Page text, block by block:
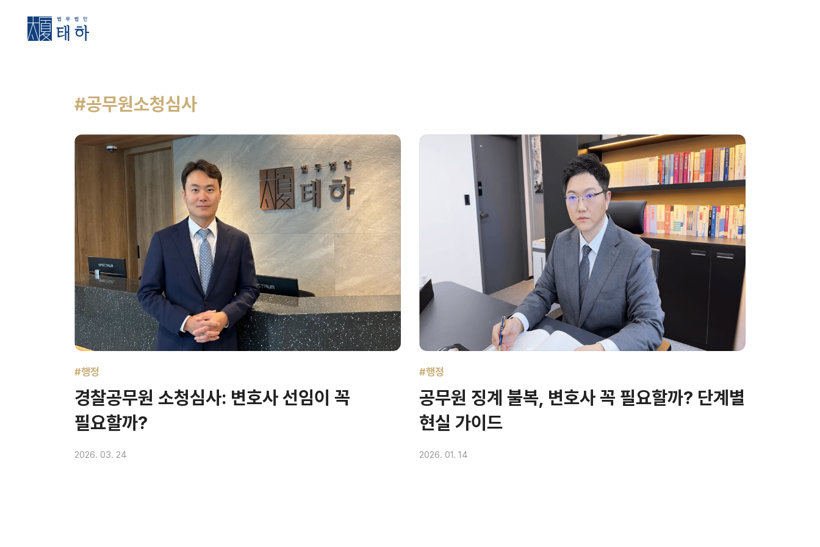
#공무원소청심사
#행정
경찰공무원 소청심사: 변호사 선임이 꼭
필요할까?
2026. 03. 24
#행정
공무원 징계 불복, 변호사 꼭 필요할까? 단계별
현실 가이드
2026. 01. 14